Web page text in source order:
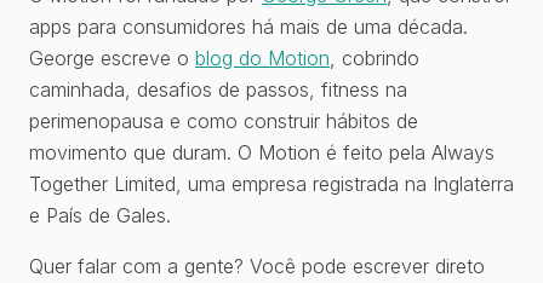
apps para consumidores há mais de uma década.
George escreve o blog do Motion, cobrindo
caminhada, desafios de passos, fitness na
perimenopausa e como construir hábitos de
movimento que duram. O Motion é feito pela Always
Together Limited, uma empresa registrada na Inglaterra
e País de Gales.
Quer falar com a gente? Você pode escrever direto